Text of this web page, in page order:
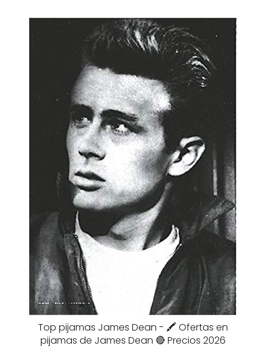
Top pijamas James Dean - 🖍️ Ofertas en
pijamas de James Dean 🔴 Precios 2026